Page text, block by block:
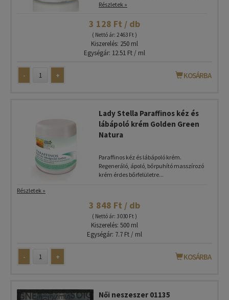
Részletek »
3 128 Ft / db
( Nettó ár: 2 463 Ft )
Kiszerelés: 250 ml
Egységár: 12.51 Ft / ml
- + KOSÁRBA
Lady Stella Paraffinos kéz és
lábápoló krém Golden Green
Natura
Paraffinos kéz és lábápoló krém.
Regeneráló, ápoló, bőrpuhító masszírozó
krém érdes bőrfelületre...
Részletek »
3 848 Ft / db
( Nettó ár: 3 030 Ft )
Kiszerelés: 500 ml
Egységár: 7.7 Ft / ml
- + KOSÁRBA
Női neszeszer 01135